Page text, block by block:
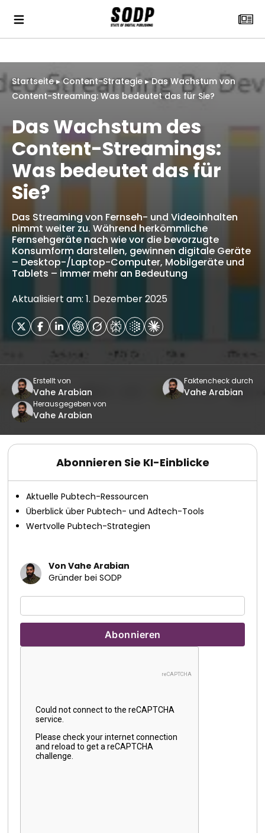
Startseite▸Content-Strategie▸Das Wachstum von
Content-Streaming: Was bedeutet das für Sie?
Das Wachstum des
Content-Streamings:
Was bedeutet das für
Sie?
Das Streaming von Fernseh- und Videoinhalten
nimmt weiter zu. Während herkömmliche
Fernsehgeräte nach wie vor die bevorzugte
Konsumform darstellen, gewinnen digitale Geräte
– Desktop-/Laptop-Computer, Mobilgeräte und
Tablets – immer mehr an Bedeutung
Aktualisiert am: 1. Dezember 2025
Erstellt von
Vahe Arabian
Faktencheck durch
Vahe Arabian
Herausgegeben von
Vahe Arabian
Abonnieren Sie KI-Einblicke
Aktuelle Pubtech-Ressourcen
Überblick über Pubtech- und Adtech-Tools
Wertvolle Pubtech-Strategien
Von Vahe Arabian
Gründer bei SODP